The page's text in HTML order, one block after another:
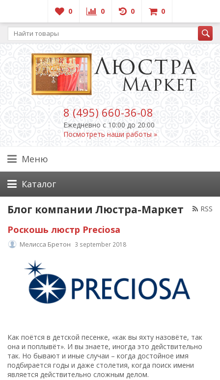
0 0 0 0
8 (495) 660-36-08
Ежедневно c 10:00 до 20:00
Посмотреть наши работы »
Меню
Каталог
RSS
Блог компании Люстра-Маркет
Роскошь люстр Preciosa
Мелисса Бретон 3 september 2018
Как поётся в детской песенке, «как вы яхту назовёте, так
она и поплывёт». И вы знаете, иногда это действительно
так. Но бывают и иные случаи – когда достойное имя
подбирается годы и даже столетия, когда поиск имени
является действительно сложным делом.